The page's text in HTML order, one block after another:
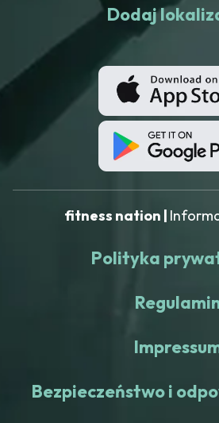
Dodaj
fitness nation |
Polityka
Bezpieczeństwo i